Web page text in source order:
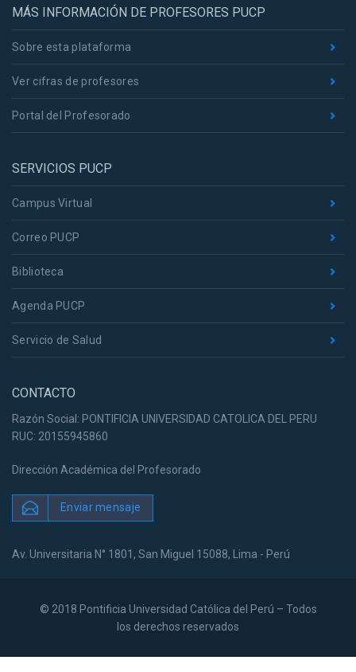
MÁS INFORMACIÓN DE PROFESORES PUCP
Sobre esta plataforma
Ver cifras de profesores
Portal del Profesorado
SERVICIOS PUCP
Campus Virtual
Correo PUCP
Biblioteca
Agenda PUCP
Servicio de Salud
CONTACTO
Razón Social: PONTIFICIA UNIVERSIDAD CATOLICA DEL PERU
RUC: 20155945860
Dirección Académica del Profesorado
Enviar mensaje
Av. Universitaria N° 1801, San Miguel 15088, Lima - Perú
© 2018 Pontificia Universidad Católica del Perú – Todos
los derechos reservados